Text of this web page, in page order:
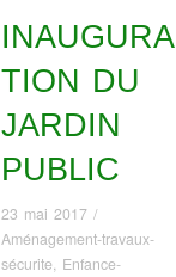
INAUGURA
TION DU
JARDIN
PUBLIC
23 mai 2017/
Aménagement-travaux-
sécurite, Enfance-